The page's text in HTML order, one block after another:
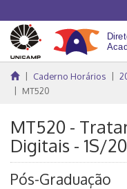
Caderno Horários
MT520
MT520 -
Digitais - 1S/
Pós-Graduação